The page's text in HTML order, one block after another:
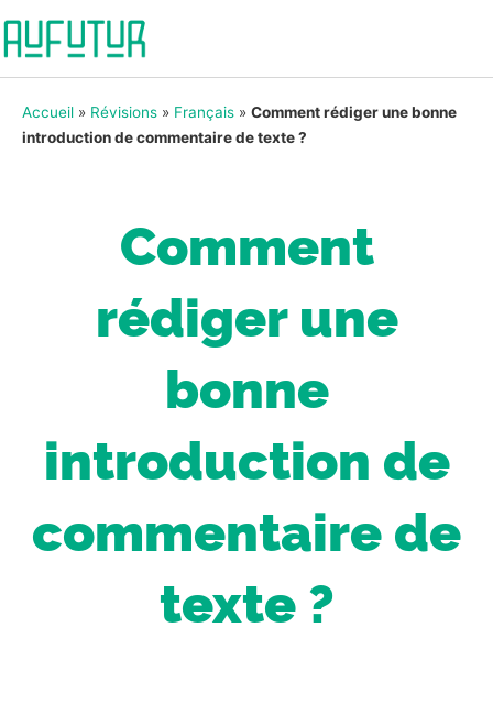
Accueil » Révisions » Français » Comment rédiger une bonne
introduction de commentaire de texte ?
Comment
rédiger une
bonne
introduction de
commentaire de
texte ?